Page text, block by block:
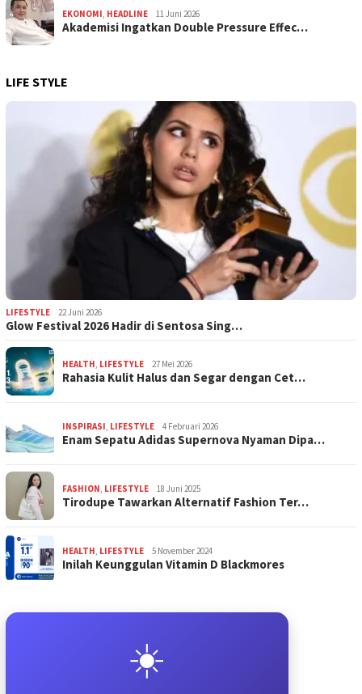
EKONOMI HEADLINE 11 Juni 2026
Akademisi Ingatkan Double Pressure Effec…
LIFE STYLE
LIFESTYLE 22 Juni 2026
Glow Festival 2026 Hadir di Sentosa Sing…
HEALTH LIFESTYLE 27 Mei 2026
Rahasia Kulit Halus dan Segar dengan Cet…
INSPIRASI LIFESTYLE 4 Februari 2026
Enam Sepatu Adidas Supernova Nyaman Dipa…
FASHION LIFESTYLE 18 Juni 2025
Tirodupe Tawarkan Alternatif Fashion Ter…
HEALTH LIFESTYLE 5 November 2024
Inilah Keunggulan Vitamin D Blackmores
☀️